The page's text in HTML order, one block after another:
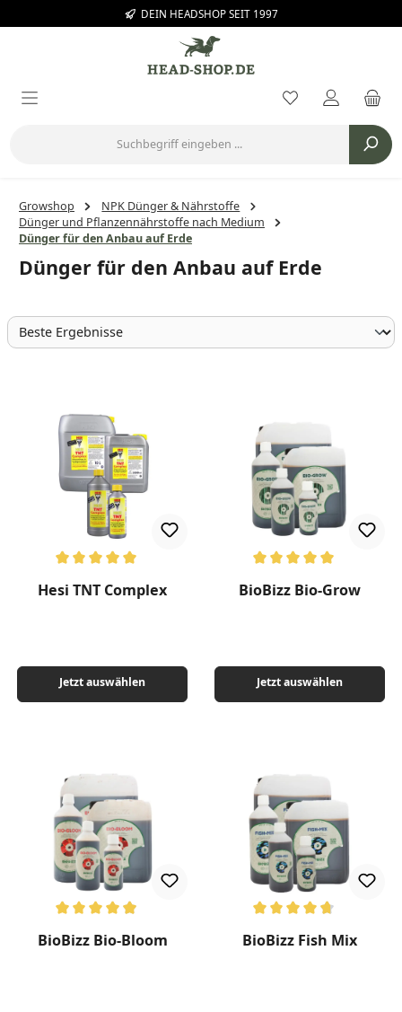
Zum Hauptinhalt springenDEIN HEADSHOP SEIT 1997
Du hast 0
Growshop
NPK Dünger & Nährstoffe
Dünger und Pflanzennährstoffe nach Medium
Dünger für den Anbau auf Erde
Dünger für den Anbau auf Erde
Hesi TNT Complex
Jetzt auswählen
BioBizz Bio-Grow
Jetzt auswählen
BioBizz Bio-Bloom BioBizz Fish Mix